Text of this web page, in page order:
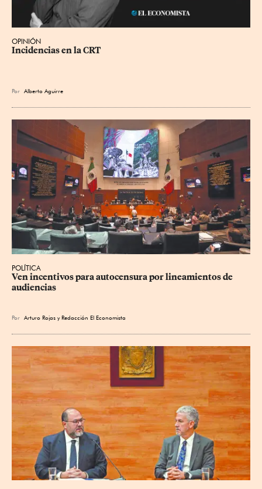
OPINIÓN
Incidencias en la CRT
Por Alberto Aguirre
POLÍTICA
Ven incentivos para autocensura por lineamientos de
audiencias
Por Arturo Rojas yRedacción El Economista